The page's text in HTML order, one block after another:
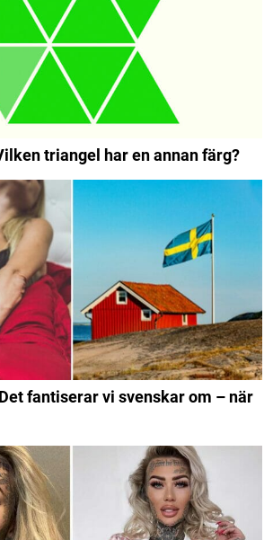
triangel har en annan färg?
fantiserar vi svenskar om – när